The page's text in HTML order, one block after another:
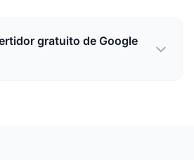
gratuito de Google